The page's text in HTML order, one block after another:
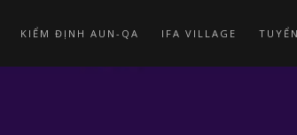
KIỂM ĐỊNH AUN-QA IFA VILLAGE